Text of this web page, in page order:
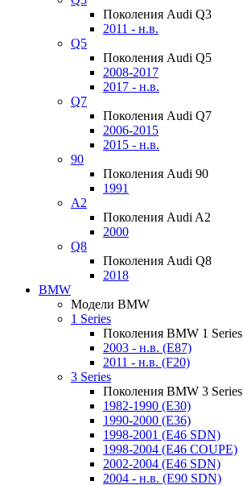
Поколения Audi Q3
2011 - н.в.
Q5
Поколения Audi Q5
2008-2017
2017 - н.в.
Q7
Поколения Audi Q7
2006-2015
2015 - н.в.
90
Поколения Audi 90
1991
A2
Поколения Audi A2
2000
Q8
Поколения Audi Q8
2018
BMW
Модели BMW
1 Series
Поколения BMW 1 Series
2003 - н.в. (E87)
2011 - н.в. (F20)
3 Series
Поколения BMW 3 Series
1982-1990 (E30)
1990-2000 (E36)
1998-2001 (E46 SDN)
1998-2004 (E46 COUPE)
2002-2004 (E46 SDN)
2004 - н.в. (E90 SDN)